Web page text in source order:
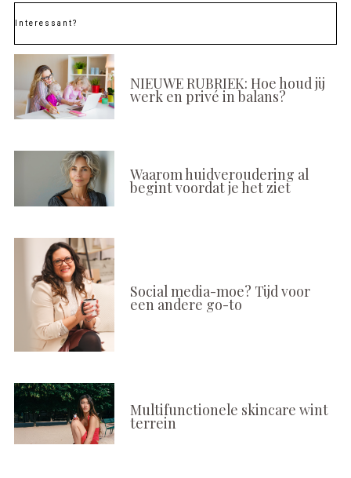
Interessant?
NIEUWE RUBRIEK: Hoe houd jij
werk en privé in balans?
Waarom huidveroudering al
begint voordat je het ziet
Social media-moe? Tijd voor
een andere go-to
Multifunctionele skincare wint
terrein